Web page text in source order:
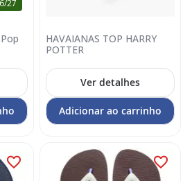
27
HAVAIANAS TOP HARRY
POTTER
Ver detalhes
Adicionar ao carrinho